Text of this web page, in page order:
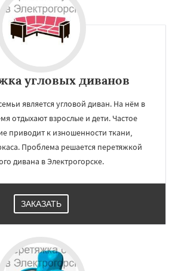
угловых диванов
является угловой диван. На нём в
отдыхают взрослые и дети. Частое
приводит к изношенности ткани,
Проблема решается перетяжкой
дивана в Электрогорске.
ЗАКАЗАТЬ